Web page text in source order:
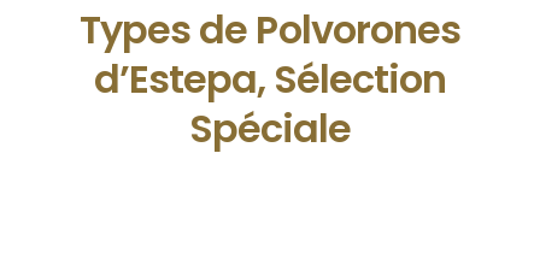
Types de Polvorones
d’Estepa, Sélection
Spéciale